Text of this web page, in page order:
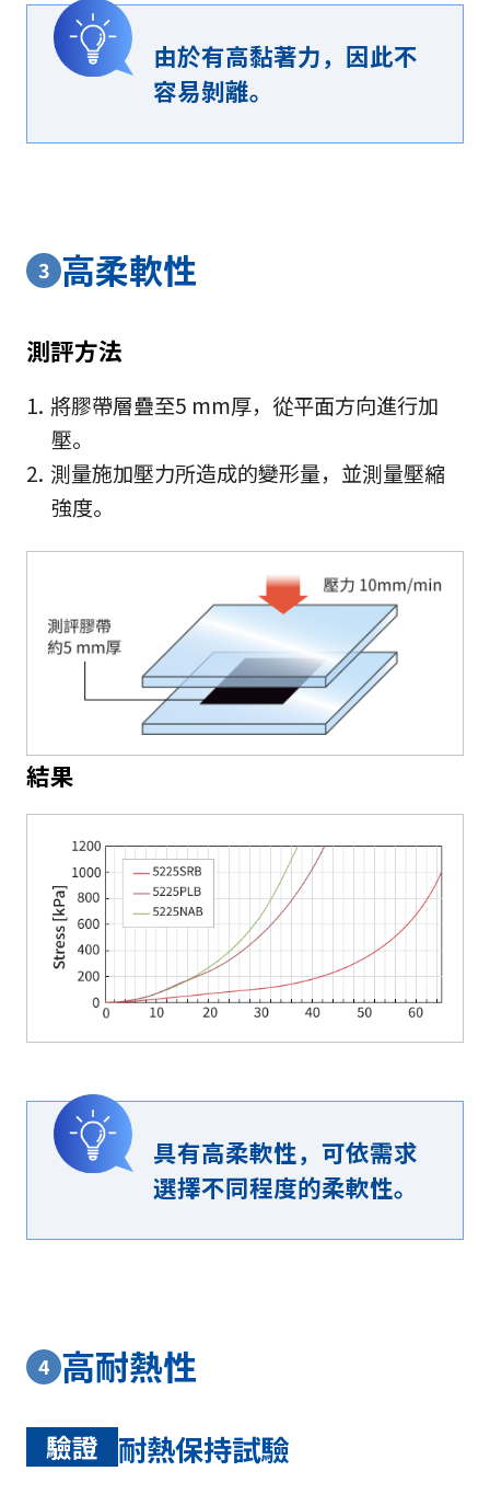
由於有高黏著力，因此不
容易剝離。
3 高柔軟性
測評方法
將膠帶層疊至5 mm厚，從平面方向進行加
壓。
測量施加壓力所造成的變形量，並測量壓縮
強度。
結果
具有高柔軟性，可依需求
選擇不同程度的柔軟性。
4 高耐熱性
驗證 耐熱保持試驗